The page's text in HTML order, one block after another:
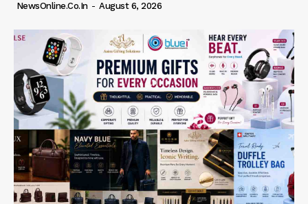
NewsOnline.co.in - August 6, 2026